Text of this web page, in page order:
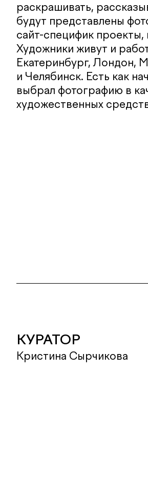
раскрашивать,
будут представлены
сайт-специфик
Художники живут и
Екатеринбург, Лондон,
и Челябинск. Есть как
выбрал фотографию в
художественных
КУРАТОР
Кристина Сырчикова